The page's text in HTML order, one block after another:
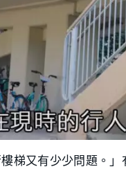
梯又有少少問題。